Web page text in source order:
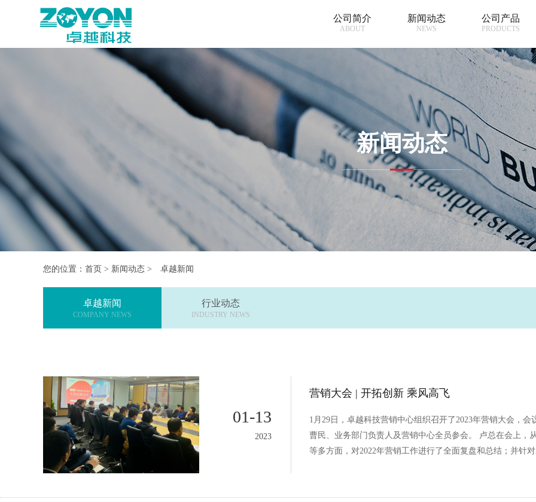
公司简介
ABOUT
新闻动态
NEWS
公司产品
PRODUCTS
新闻动态
您的位置： 首页 > 新闻动态 > 卓越新闻
卓越新闻
COMPANY NEWS
行业动态
INDUSTRY NEWS
01-13
2023
营销大会 | 开拓创新 乘风高飞
1月29日，卓越科技营销中心组织召开了2023年营销大会，
曹民、业务部门负责人及营销中心全员参会。 卢总在会上，
等多方面，对2022年营销工作进行了全面复盘和总结；并针